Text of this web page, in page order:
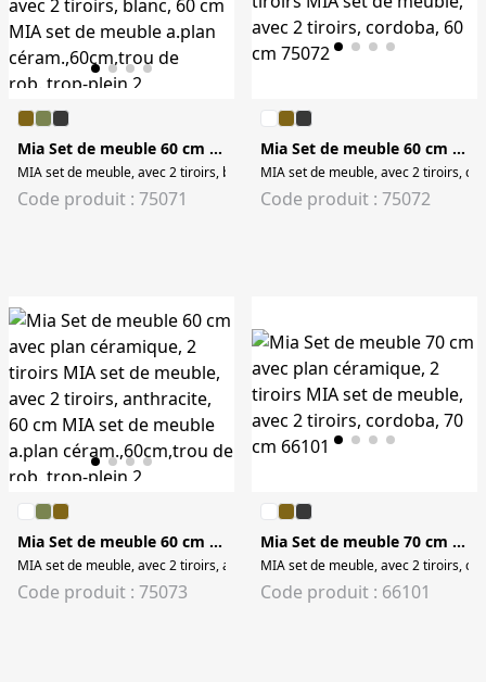
Mia Set de meuble 60 cm avec plan céramique, 2 tiroirs
MIA set de meuble, avec 2 tiroirs, blanc, 60 cm MIA set de meuble a.plan
Code produit : 75071
Mia Set de meuble 60 cm avec plan céramique, 2 tiroirs
MIA set de meuble, avec 2 tiroirs,
Code produit : 75072
Mia Set de meuble 60 cm avec plan céramique, 2 tiroirs
MIA set de meuble, avec 2 tiroirs, anthracite, 60 cm MIA set de meuble
Code produit : 75073
Mia Set de meuble 70 cm avec plan céramique, 2 tiroirs
MIA set de meuble, avec 2 tiroirs,
Code produit : 66101